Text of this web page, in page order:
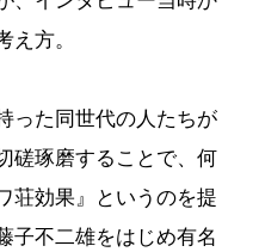
方。
った同世代の人たちが
磋琢磨することで、何
荘効果』というのを提
子不二雄をはじめ有名